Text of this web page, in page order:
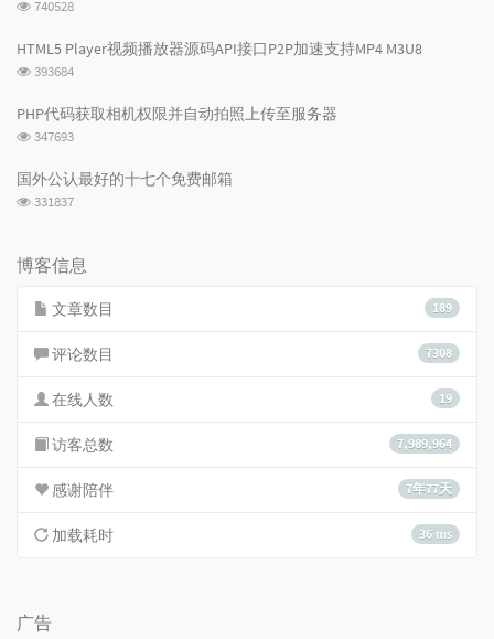
次
740528
HTML5 Player视频播放器源码API接口P2P加速支持MP4 M3U8
浏
次
数:
393684
PHP代码获取相机权限并自动拍照上传至服务器
浏
次
数:
347693
国外公认最好的十七个免费邮箱
浏
数:
331837
博客信息
189
文章数目
7308
评论数目
19
在线人数
7,989,964
访客总数
7年77天
感谢陪伴
36 ms
加载耗时
广告